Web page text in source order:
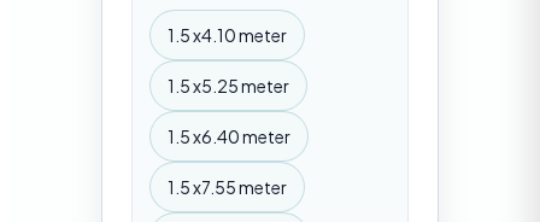
1.5 x4.10 meter
1.5 x5.25 meter
1.5 x6.40 meter
1.5 x7.55 meter